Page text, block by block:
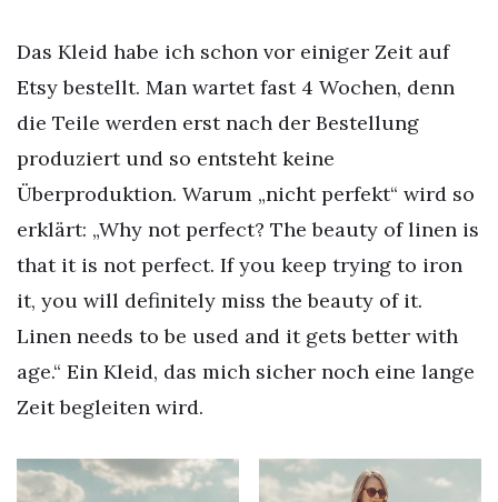
Das Kleid habe ich schon vor einiger Zeit auf
Etsy bestellt. Man wartet fast 4 Wochen, denn
die Teile werden erst nach der Bestellung
produziert und so entsteht keine
Überproduktion. Warum „nicht perfekt“ wird so
erklärt: „Why not perfect? The beauty of linen is
that it is not perfect. If you keep trying to iron
it, you will definitely miss the beauty of it.
Linen needs to be used and it gets better with
age.“ Ein Kleid, das mich sicher noch eine lange
Zeit begleiten wird.